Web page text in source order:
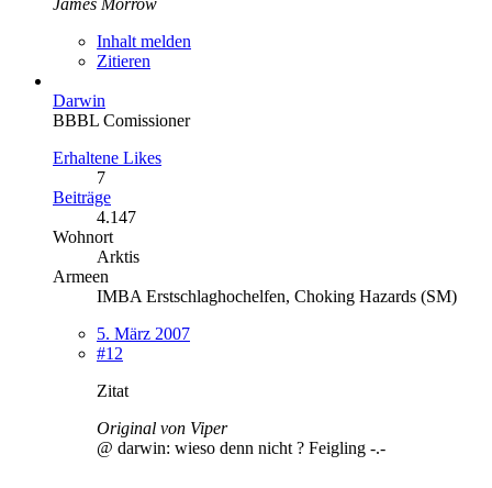
Inhalt melden
Zitieren
Darwin
BBBL Comissioner
Erhaltene Likes
7
Beiträge
4.147
Wohnort
Arktis
Armeen
IMBA Erstschlaghochelfen, Choking Hazards (SM)
5. März 2007
#12
Zitat
Original von Viper
@ darwin: wieso denn nicht ? Feigling -.-